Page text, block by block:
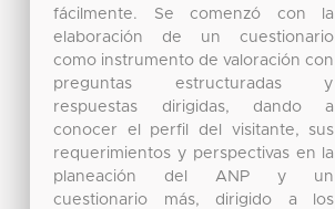
fácilmente. Se comenzó con la
elaboración de un cuestionario
como instrumento de valoración con
preguntas estructuradas y
respuestas dirigidas, dando a
conocer el perfil del visitante, sus
requerimientos y perspectivas en la
planeación del ANP y un
cuestionario más, dirigido a los